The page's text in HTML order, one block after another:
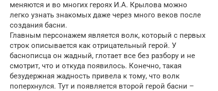
меняются и во многих героях И.А. Крылова можно
легко узнать знакомых даже через много веков после
создания басни.
Главным персонажем является волк, который с первых
строк описывается как отрицательный герой. У
баснописца он жадный, глотает все без разбору и не
смотрит, что и откуда появилось. Конечно, такая
безудержная жадность привела к тому, что волк
поперхнулся. Тут и появляется второй герой басни –